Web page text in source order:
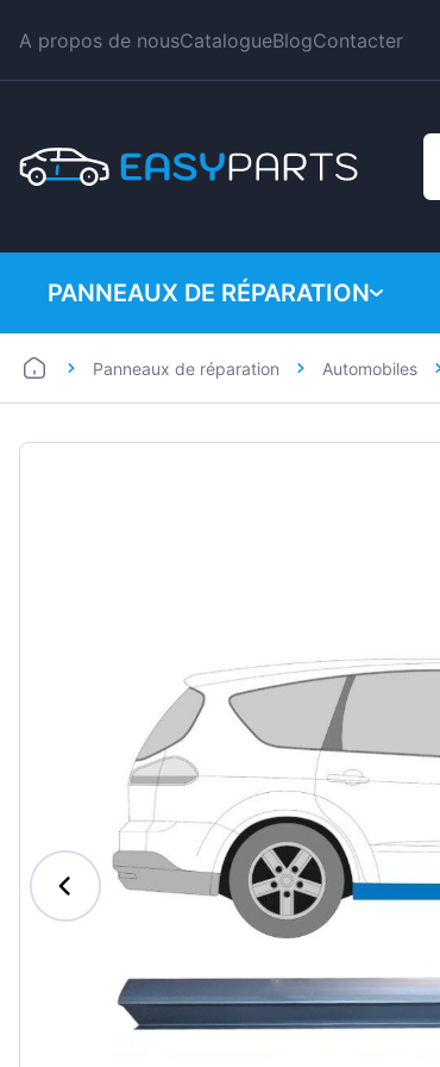
A propos de nousCatalogueBlogContacter
PANNEAUX DE RÉPARATION
Automobiles
Panneaux de réparation Automobiles